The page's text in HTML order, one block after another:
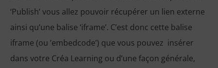
‘Publish’ vous allez pouvoir récupérer un lien externe
ainsi qu’une balise ‘iframe’. C’est donc cette balise
iframe (ou ’embedcode’) que vous pouvez insérer
dans votre Créa Learning ou d’une façon générale,